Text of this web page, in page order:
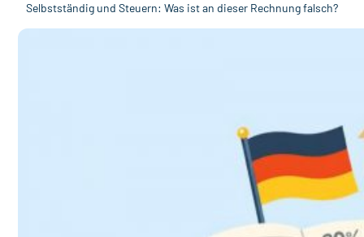
Selbstständig und Steuern: Was ist an dieser Rechnung falsch?